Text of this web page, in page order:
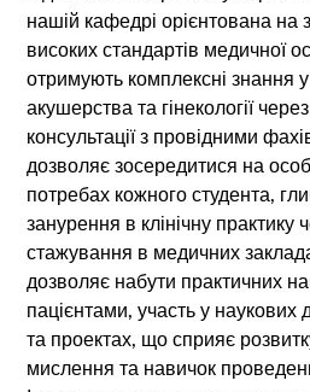
нашій кафедрі орієнтована на
високих стандартів медичної
отримують комплексні знання у
акушерства та гінекології
консультації з провідними
дозволяє зосередитися на
потребах кожного студента,
занурення в клінічну практику
стажування в медичних
дозволяє набути практичних
пацієнтами, участь у наукових
та проектах, що сприяє
мислення та навичок